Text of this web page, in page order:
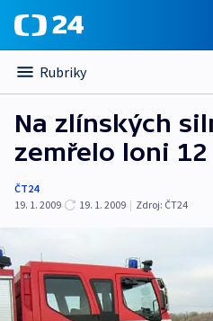
Rubriky
Na zlínských
zemřelo loni
ČT24
19. 1. 2009
19. 1. 2009 | Zdroj: ČT24